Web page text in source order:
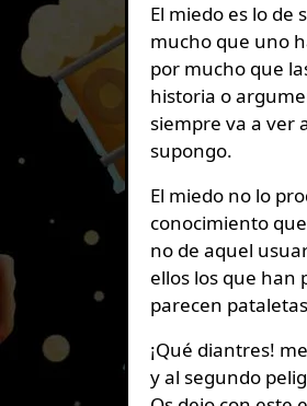
El miedo es lo
mucho que uno
por mucho que
historia o
siempre va a ver
supongo.
El miedo no lo
conocimiento
no de aquel
ellos los que
parecen
¡Qué diantres!
y al segundo